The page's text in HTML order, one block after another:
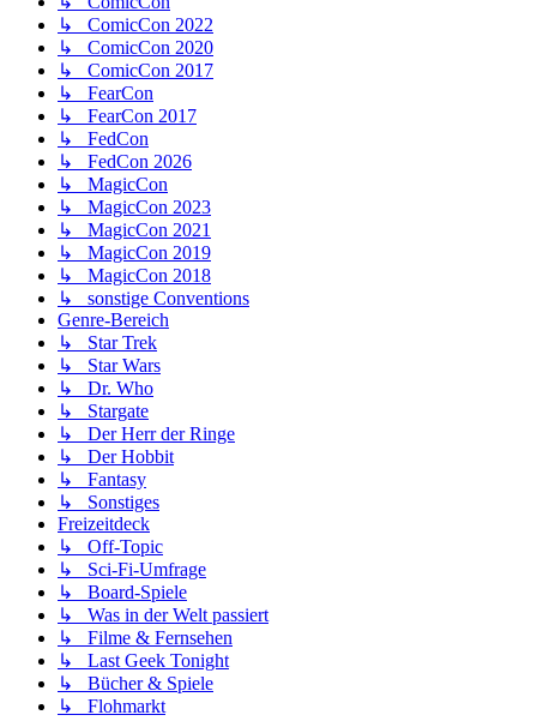
↳ ComicCon 2022
↳ ComicCon 2020
↳ ComicCon 2017
↳ FearCon
↳ FearCon 2017
↳ FedCon
↳ FedCon 2026
↳ MagicCon
↳ MagicCon 2023
↳ MagicCon 2021
↳ MagicCon 2019
↳ MagicCon 2018
↳ sonstige Conventions
Genre-Bereich
↳ Star Trek
↳ Star Wars
↳ Dr. Who
↳ Stargate
↳ Der Herr der Ringe
↳ Der Hobbit
↳ Fantasy
↳ Sonstiges
Freizeitdeck
↳ Off-Topic
↳ Sci-Fi-Umfrage
↳ Board-Spiele
↳ Was in der Welt passiert
↳ Filme & Fernsehen
↳ Last Geek Tonight
↳ Bücher & Spiele
↳ Flohmarkt